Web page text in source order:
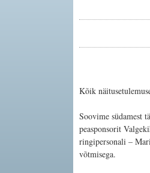
Kõik
Soovime südamest
peasponsorit
ringipersonali –
võtmisega.